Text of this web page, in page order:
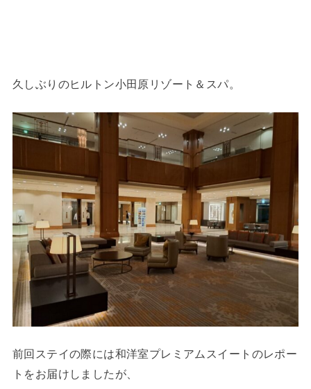
久しぶりのヒルトン小田原リゾート＆スパ。
前回ステイの際には和洋室プレミアムスイートのレポー
トをお届けしましたが、